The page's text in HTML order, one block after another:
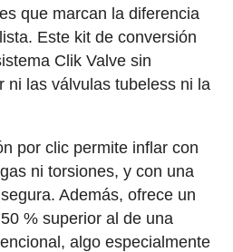
que marcan la diferencia
Este kit de conversión
Clik Valve sin
ni las válvulas tubeless ni la
por clic permite inflar con
ni torsiones, y con una
Además, ofrece un
% superior al de una
algo especialmente